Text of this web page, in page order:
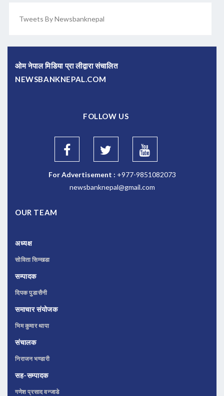
Tweets By Newsbanknepal
ओम नेपाल मिडिया प्रा लीद्वारा संचालित
NEWSBANKNEPAL.COM
FOLLOW US
For Advertisement : +977-9851082073
newsbanknepal@gmail.com
OUR TEAM
अध्यक्ष
सोविता सिम्खडा
सम्पादक
दिपक पुडासैनी
समाचार संयोजक
भिम कुमार थापा
संचालक
निराजन भण्डारी
सह-सम्पादक
गणेश प्रसाद वन्जाडे